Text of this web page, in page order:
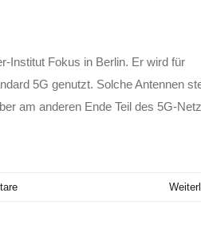
Institut Fokus in Berlin. Er wird für
5G genutzt. Solche Antennen
am anderen Ende Teil des 5G-